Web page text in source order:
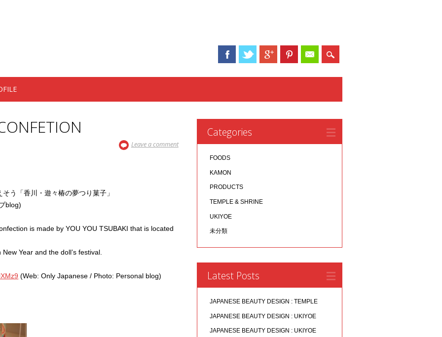
Leave a comment
う「香川・遊々椿の夢つり菓子」
blog)
is made by YOU YOU TSUBAKI that is located
Year and the doll’s festival.
(Web: Only Japanese / Photo: Personal blog)
Categories
FOODS
KAMON
PRODUCTS
TEMPLE & SHRINE
UKIYOE
未分類
Latest Posts
JAPANESE BEAUTY DESIGN : TEMPLE
JAPANESE BEAUTY DESIGN : UKIYOE
JAPANESE BEAUTY DESIGN : UKIYOE